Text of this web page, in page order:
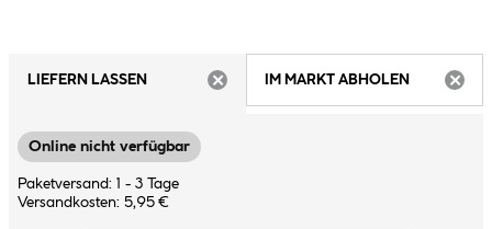
LIEFERN LASSEN
IM MARKT ABHOLEN
Online nicht verfügbar
Paketversand: 1 - 3 Tage
Versandkosten: 5,95 €